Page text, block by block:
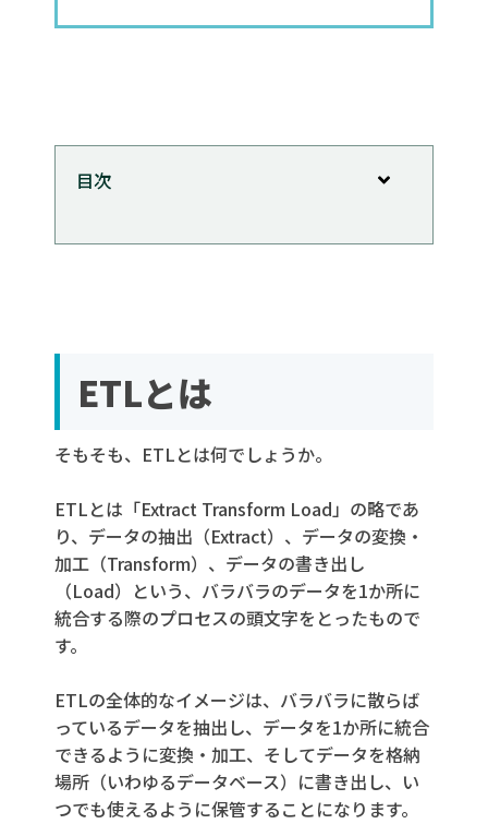
目次
ETLとは
複雑な処理に対応
高速処理が可能
データの品質管理の容易化
ETLを導入する際のポイント
自社のデータ管理の現状を把握する
自社の課題を解決できるETLツールを探
す
予算を決める
最低限のIT知識は学ぶ
まとめ
ETLとは
そもそも、ETLとは何でしょうか。
ETLとは「Extract Transform Load」の略であ
り、データの抽出（Extract）、データの変換・
加工（Transform）、データの書き出し
（Load）という、バラバラのデータを1か所に
統合する際のプロセスの頭文字をとったもので
す。
ETLの全体的なイメージは、バラバラに散らば
っているデータを抽出し、データを1か所に統合
できるように変換・加工、そしてデータを格納
場所（いわゆるデータベース）に書き出し、い
つでも使えるように保管することになります。